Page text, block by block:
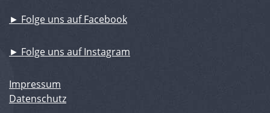
► Folge uns auf Facebook
► Folge uns auf Instagram
Impressum
Datenschutz